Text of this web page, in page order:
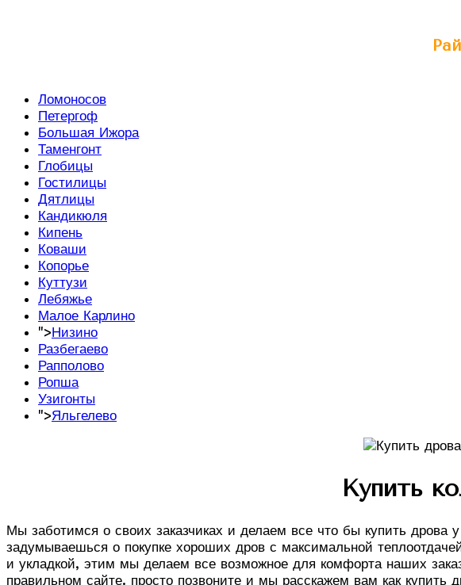
Ломоносов
Петергоф
Большая Ижора
Таменгонт
Глобицы
Гостилицы
Дятлицы
Кандикюля
Кипень
Коваши
Копорье
Куттузи
Лебяжье
Малое Карлино
">Низино
Разбегаево
Рапполово
Ропша
Узигонты
">Яльгелево
Купить
Мы заботимся о своих заказчиках и делаем все что бы купить дрова
задумываешься о покупке хороших дров с максимальной
и укладкой, этим мы делаем все возможное для комфорта наших
правильном сайте. просто позвоните и мы расскажем вам как купить